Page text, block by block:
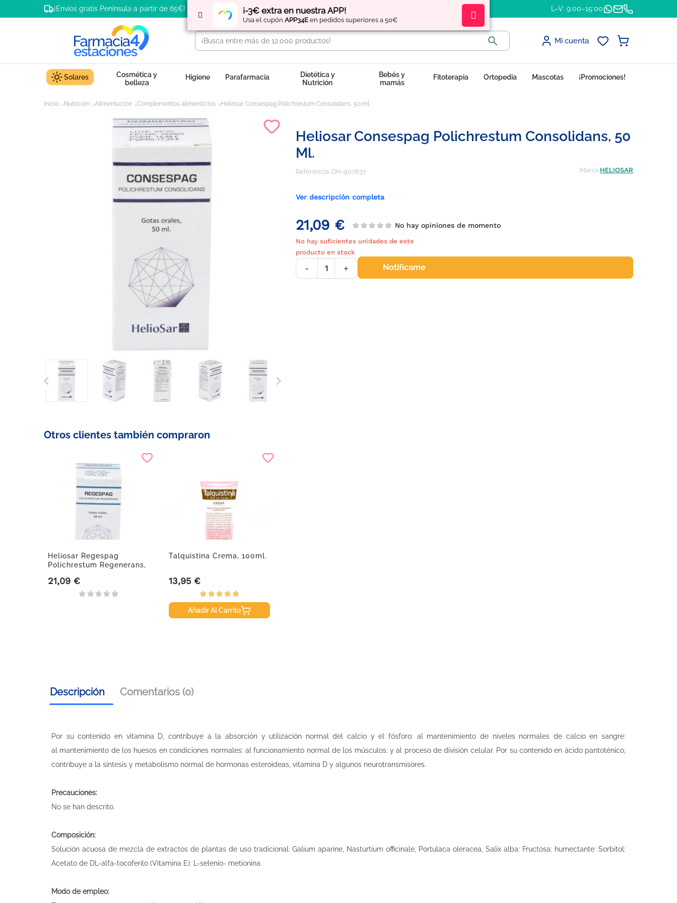
¡-3€ extra en nuestra APP!
Usa el cupón APP34E en pedidos superiores a 50€
¡Envíos gratis Península a partir de 65€! Regístratey obtén L–V: 9:00–15:00
 Mi cuenta
Solares
Cosmética y
belleza
Higiene Parafarmacia
Dietética y
Nutrición
Bebés y
mamás
Fitoterapia Ortopedia Mascotas ¡Promociones!
Inicio Nutrición Alimentación Complementos alimenticios Heliosar Consespag Polichrestum Consolidans, 50 ml.
 
Heliosar Consespag Polichrestum Consolidans, 50
Ml.
Referencia: DH-907837 Marca HELIOSAR
Ver descripción completa
21,09 € No hay opiniones de momento
No hay suficientes unidades de este
producto en stock
- + Notifícame
Otros clientes también compraron
Heliosar Regespag
Polichrestum Regenerans,
Precio
21,09 €
Talquistina Crema, 100ml.
Precio
13,95 €
Añadir Al Carrito
Descripción Comentarios (0)
Por su contenido en vitamina D, contribuye a la absorción y utilización normal del calcio y el fósforo: al mantenimiento de niveles normales de calcio en sangre:
al mantenimiento de los huesos en condiciones normales: al funcionamiento normal de los músculos: y al proceso de división celular. Por su contenido en ácido pantoténico,
contribuye a la síntesis y metabolismo normal de hormonas esteroideas, vitamina D y algunos neurotransmisores.
Precauciones:
No se han descrito.
Composición:
Solución acuosa de mezcla de extractos de plantas de uso tradicional: Galium aparine, Nasturtium officinale, Portulaca oleracea, Salix alba: Fructosa: humectante: Sorbitol:
Acetato de DL-alfa-tocoferilo (Vitamina E): L-selenio- metionina.
Modo de empleo: